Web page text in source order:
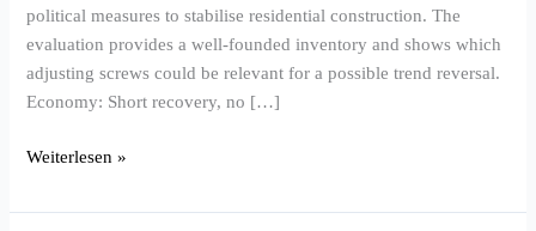
political measures to stabilise residential construction. The
evaluation provides a well-founded inventory and shows which
adjusting screws could be relevant for a possible trend reversal.
Economy: Short recovery, no […]
Weiterlesen »